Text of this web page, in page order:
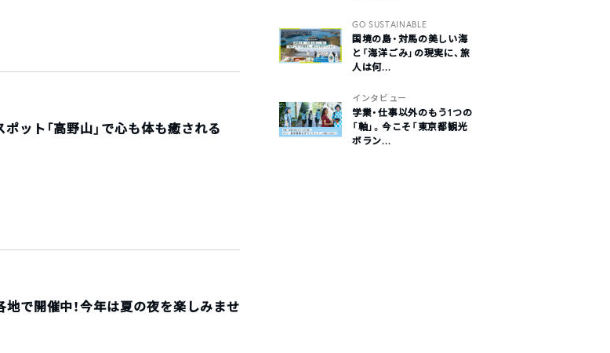
ット「高野山」で心も体も癒される
で開催中！今年は夏の夜を楽しみませ
GO SUSTAINABLE
国境の島・対馬の美しい海
と「海洋ごみ」の現実に、旅
人は何...
インタビュー
学業・仕事以外のもう1つの
「軸」。今こそ「東京都観光
ボラン...